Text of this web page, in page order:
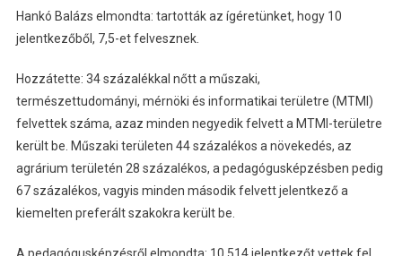
Hankó Balázs elmondta: tartották az ígéretünket, hogy 10
jelentkezőből, 7,5-et felvesznek.
Hozzátette: 34 százalékkal nőtt a műszaki,
természettudományi, mérnöki és informatikai területre (MTMI)
felvettek száma, azaz minden negyedik felvett a MTMI-területre
került be. Műszaki területen 44 százalékos a növekedés, az
agrárium területén 28 százalékos, a pedagógusképzésben pedig
67 százalékos, vagyis minden második felvett jelentkező a
kiemelten preferált szakokra került be.